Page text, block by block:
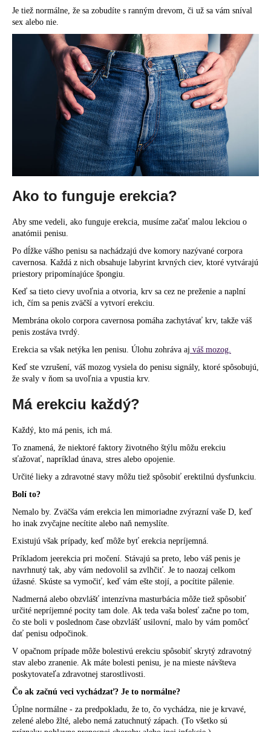
Je tiež normálne, že sa zobudíte s ranným drevom, či už sa vám sníval
sex alebo nie.
Ako to funguje erekcia?
Aby sme vedeli, ako funguje erekcia, musíme začať malou lekciou o
anatómii penisu
Po dĺžke vášho penisu sa nachádzajú dve komory nazývané corpora
cavernosa . Každá z nich obsahuje labyrint krvných ciev, ktoré vytvárajú
priestory pripomínajúce špongiu.
Keď sa tieto cievy uvoľnia a otvoria, krv sa cez ne preženie a naplní
ich, čím sa penis zväčší a vytvorí erekciu.
Membrána okolo corpora cavernosa pomáha zachytávať krv, takže váš
penis zostáva tvrdý.
Erekcia sa však netýka len penisu. Úlohu zohráva aj váš mozog.
Keď ste vzrušení, váš mozog vysiela do penisu signály, ktoré spôsobujú,
že svaly v ňom sa uvoľnia a vpustia krv.
Má erekciu každý?
Každý, kto má penis, ich má.
To znamená, že niektoré faktory životného štýlu môžu erekciu
sťažovať, napríklad únava, stres alebo opojenie
Určité lieky a zdravotné stavy môžu tiež spôsobiť erektilnú dysfunkciu
Bolí to?
Nemalo by. Zväčša vám erekcia len mimoriadne zvýrazní vaše D, keď
ho inak zvyčajne necítite alebo naň nemyslíte.
Existujú však prípady, keď môže byť erekcia nepríjemná.
Príkladom jeerekcia pri močení . Stávajú sa preto, lebo váš penis je
navrhnutý tak, aby vám nedovolil sa zvlhčiť. Je to naozaj celkom
úžasné. Skúste sa vymočiť, keď vám ešte stojí, a pocítite pálenie.
Nadmerná alebo obzvlášť intenzívna masturbácia môže tiež spôsobiť
určité nepríjemné pocity tam dole. Ak teda vaša bolesť začne po tom,
čo ste boli v poslednom čase obzvlášť usilovní, malo by vám pomôcť
dať penisu odpočinok.
V opačnom prípade môže bolestivú erekciu spôsobiť skrytý zdravotný
stav alebo zranenie. Ak máte bolesti penisu , je na mieste návšteva
poskytovateľa zdravotnej starostlivosti.
Čo ak začnú veci vychádzať? Je to normálne?
Úplne normálne - za predpokladu, že to, čo vychádza , nie je krvavé,
zelené alebo žlté, alebo nemá zatuchnutý zápach. (To všetko sú